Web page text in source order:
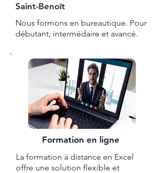
Saint-Benoît
Nous formons en bureautique. Pour
débutant, intermédaire et avancé.
Formation en ligne
La formation à distance en Excel
offre une solution flexible et